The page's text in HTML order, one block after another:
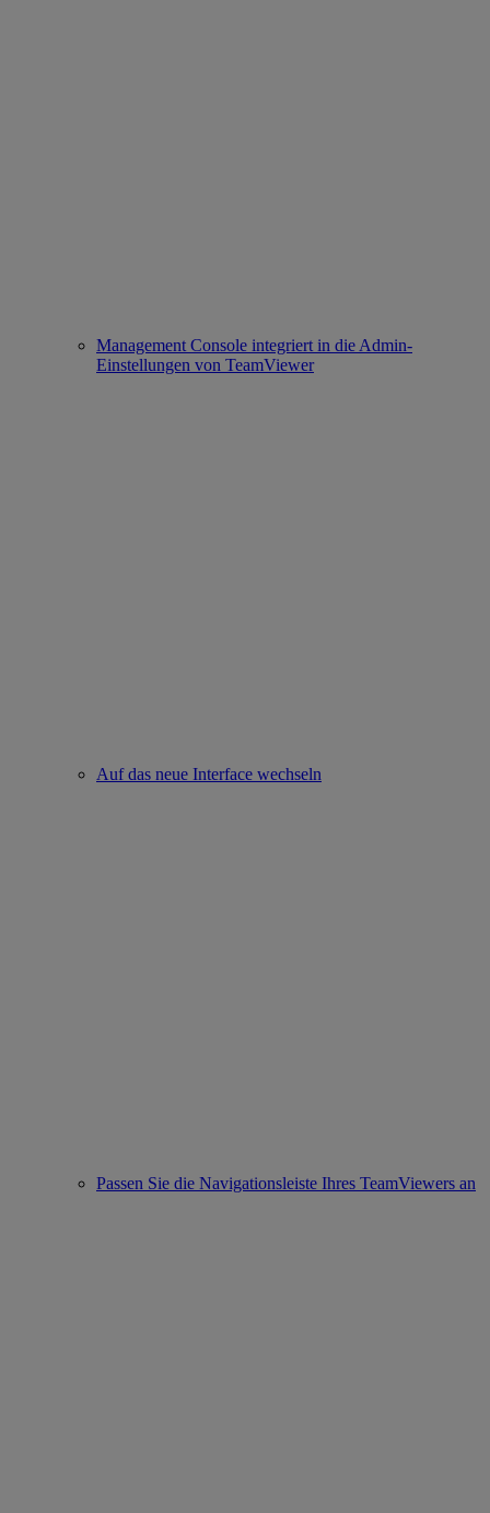
Management Console integriert in die Admin-
Einstellungen von TeamViewer
Auf das neue Interface wechseln
Passen Sie die Navigationsleiste Ihres TeamViewers an